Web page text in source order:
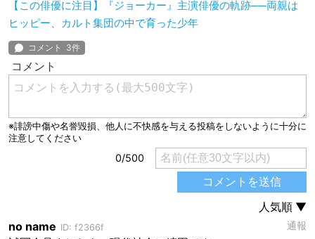
【この俳優に注目】『ジョーカー』主演俳優の軌跡──両親は
ヒッピー、カルト集団の中で育った少年